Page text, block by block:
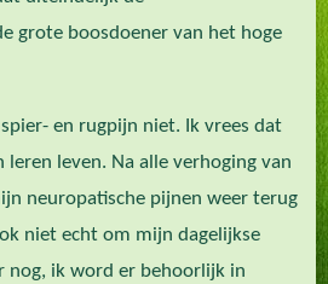
grote boosdoener van het hoge
en rugpijn niet. Ik vrees dat
leren leven. Na alle verhoging van
neuropatische pijnen weer terug
niet echt om mijn dagelijkse
nog, ik word er behoorlijk in